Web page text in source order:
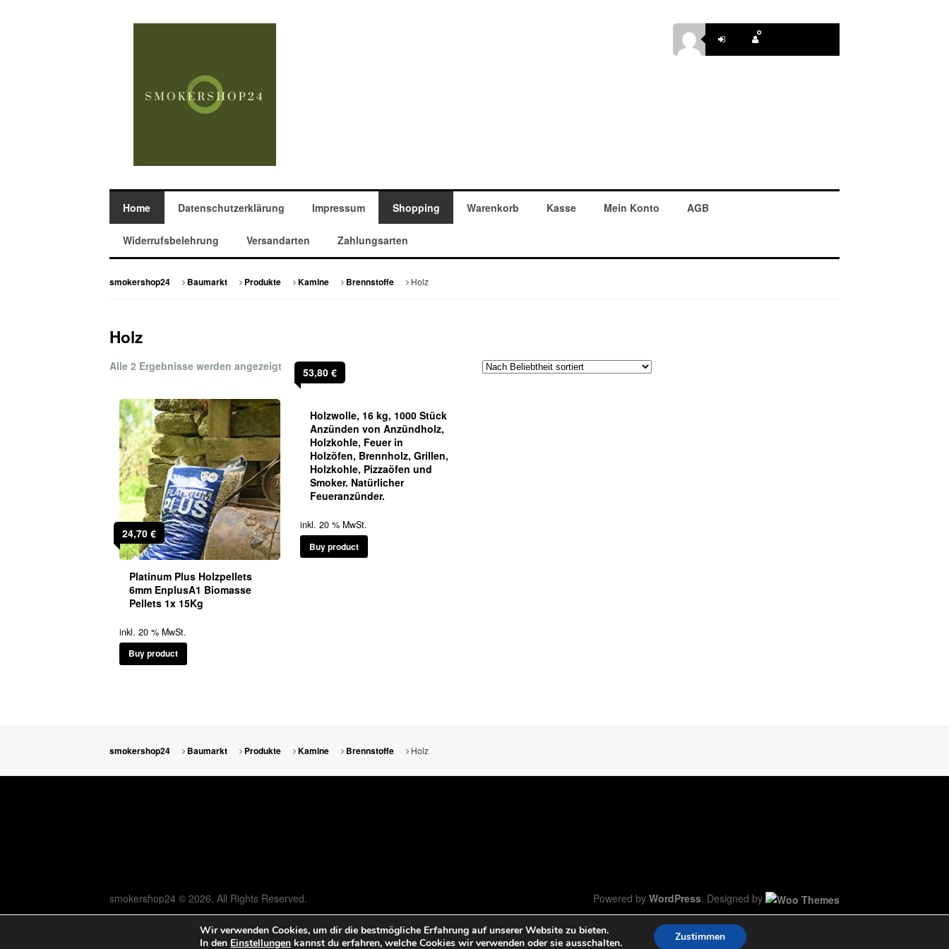
Home Datenschutzerklärung Impressum Shopping Warenkorb Kasse Mein Konto AGB
Widerrufsbelehrung Versandarten Zahlungsarten
smokershop24 Baumarkt Produkte Kamine Brennstoffe Holz
Holz
Alle 2 Ergebnisse werden angezeigtNach
Beliebtheit
24,70 €
Platinum Plus Holzpellets
6mm EnplusA1 Biomasse
Pellets 1x 15Kg
inkl. 20 % MwSt.
Buy product
53,80 €
Holzwolle, 16 kg, 1000 Stück
Anzünden von Anzündholz,
Holzkohle, Feuer in
Holzöfen, Brennholz, Grillen,
Holzkohle, Pizzaöfen und
Smoker. Natürlicher
Feueranzünder.
inkl. 20 % MwSt.
Buy product
smokershop24 Baumarkt Produkte Kamine Brennstoffe Holz
smokershop24 © 2026. All Rights Reserved. Powered byWordPress. Designed by
Wir verwenden Cookies, um dir die bestmögliche Erfahrung auf unserer Website zu bieten.
In den Einstellungen kannst du erfahren, welche Cookies wir verwenden oder sie ausschalten. Zustimmen